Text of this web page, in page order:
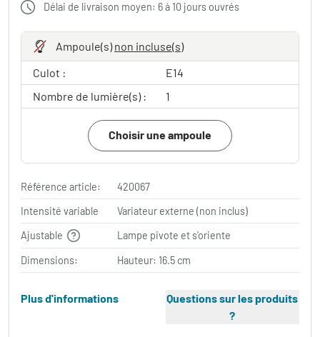
Délai de livraison moyen: 6 à 10 jours ouvrés
Ampoule(s)non incluse(s)
Culot :
E14
Nombre de lumière(s) :
1
Choisir une ampoule
Référence article:
420067
Intensité variable
Variateur externe (non inclus)
Ajustable
Lampe pivote et s'oriente
Dimensions: Hauteur: 16.5 cm
Plus d'informations
Questions sur les produits
?